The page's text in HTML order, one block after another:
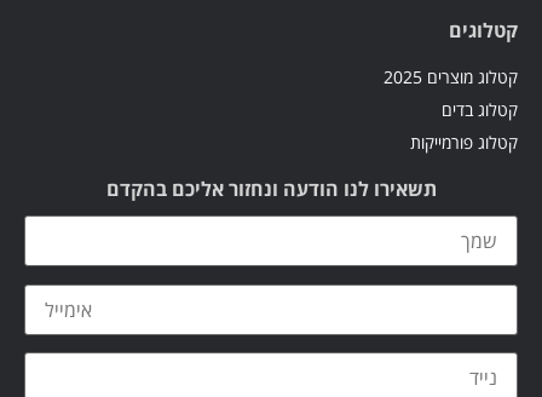
קטלוגים
קטלוג מוצרים 2025
קטלוג בדים
קטלוג פורמייקות
תשאירו לנו הודעה ונחזור אליכם בהקדם